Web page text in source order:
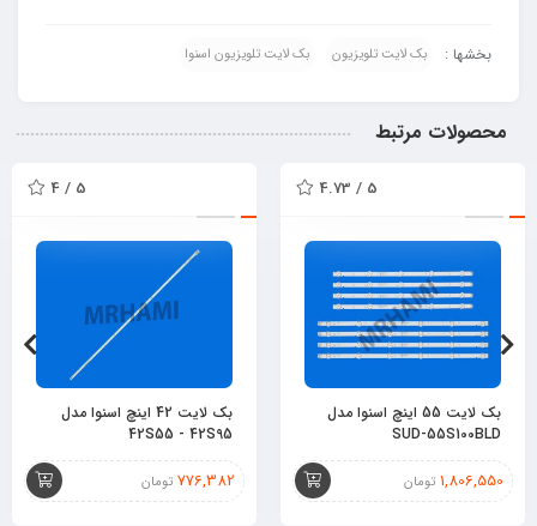
بخشها : بک لایت تلویزیون بک لایت تلویزیون اسنوا
محصولات مرتبط
5 / 4.73
بک لایت 55 اینچ اسنوا مدل
SUD-55S100BLD
1,806,550 تومان
5 / 4
بک لایت 42 اینچ اسنوا مدل
42S55 - 42S95
776,382 تومان